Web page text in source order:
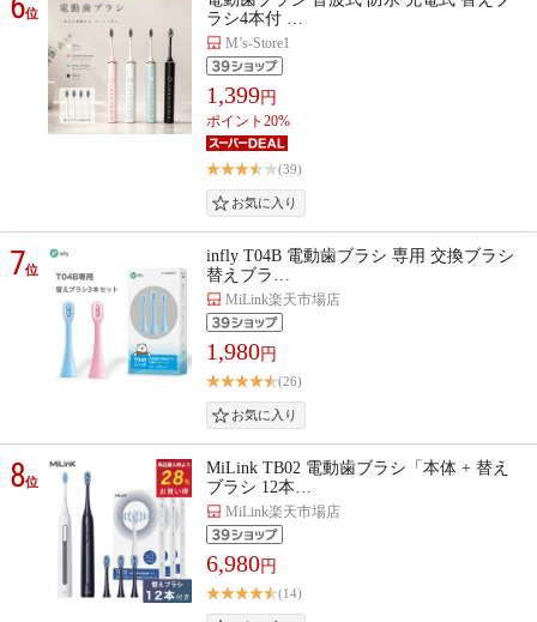
位
ラシ4本付 …
M’s-Store1
1,399円
ポイント20%
(39)
7位
infly T04B 電動歯ブラシ 専用 交換ブラシ
替えブラ…
MiLink楽天市場店
1,980円
(26)
8位
MiLink TB02 電動歯ブラシ「本体 + 替え
ブラシ 12本…
MiLink楽天市場店
6,980円
(14)